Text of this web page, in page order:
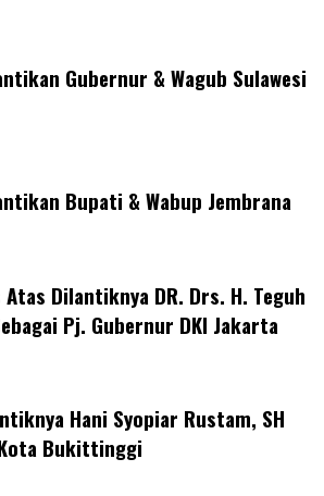
Gubernur & Wagub Sulawesi
Bupati & Wabup Jembrana
Dilantiknya DR. Drs. H. Teguh
Pj. Gubernur DKI Jakarta
Hani Syopiar Rustam, SH
Bukittinggi